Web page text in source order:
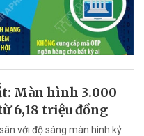
Màn hình 3.000
6,18 triệu đồng
với độ sáng màn hình kỷ